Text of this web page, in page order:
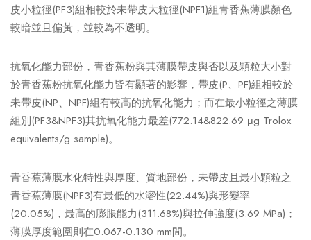
皮小粒徑(PF3)組相較於未帶皮大粒徑(NPF1)組青香蕉薄膜顏色
較暗並且偏黃，並較為不透明。
抗氧化能力部份，青香蕉粉與其薄膜帶皮與否以及顆粒大小對
於青香蕉粉抗氧化能力皆有顯著的影響，帶皮(P、PF)組相較於
未帶皮(NP、NPF)組有較高的抗氧化能力；而在最小粒徑之薄膜
組別(PF3&NPF3)其抗氧化能力最差(772.14&822.69 μg Trolox
equivalents/g sample)。
青香蕉薄膜水化特性與厚度、質地部份，未帶皮且最小顆粒之
青香蕉薄膜(NPF3)有最低的水溶性(22.44%)與形變率
(20.05%)，最高的膨脹能力(311.68%)與拉伸強度(3.69 MPa)；
薄膜厚度範圍則在0.067-0.130 mm間。